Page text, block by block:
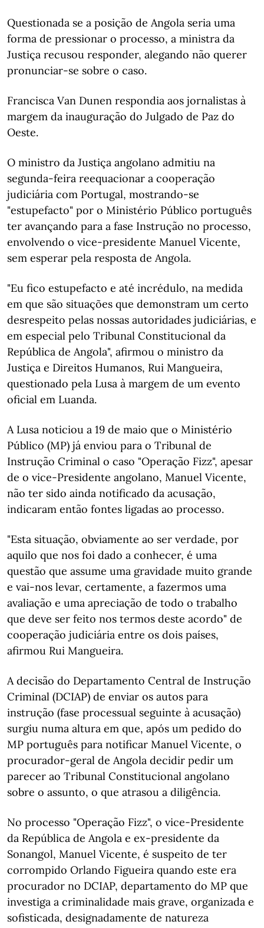
Questionada se a posição de Angola seria uma
forma de pressionar o processo, a ministra da
Justiça recusou responder, alegando não querer
pronunciar-se sobre o caso.
Francisca Van Dunen respondia aos jornalistas à
margem da inauguração do Julgado de Paz do
Oeste.
O ministro da Justiça angolano admitiu na
segunda-feira reequacionar a cooperação
judiciária com Portugal, mostrando-se
"estupefacto" por o Ministério Público português
ter avançando para a fase Instrução no processo,
envolvendo o vice-presidente Manuel Vicente,
sem esperar pela resposta de Angola.
"Eu fico estupefacto e até incrédulo, na medida
em que são situações que demonstram um certo
desrespeito pelas nossas autoridades judiciárias, e
em especial pelo Tribunal Constitucional da
República de Angola", afirmou o ministro da
Justiça e Direitos Humanos, Rui Mangueira,
questionado pela Lusa à margem de um evento
oficial em Luanda.
A Lusa noticiou a 19 de maio que o Ministério
Público (MP) já enviou para o Tribunal de
Instrução Criminal o caso "Operação Fizz", apesar
de o vice-Presidente angolano, Manuel Vicente,
não ter sido ainda notificado da acusação,
indicaram então fontes ligadas ao processo.
"Esta situação, obviamente ao ser verdade, por
aquilo que nos foi dado a conhecer, é uma
questão que assume uma gravidade muito grande
e vai-nos levar, certamente, a fazermos uma
avaliação e uma apreciação de todo o trabalho
que deve ser feito nos termos deste acordo" de
cooperação judiciária entre os dois países,
afirmou Rui Mangueira.
A decisão do Departamento Central de Instrução
Criminal (DCIAP) de enviar os autos para
instrução (fase processual seguinte à acusação)
surgiu numa altura em que, após um pedido do
MP português para notificar Manuel Vicente, o
procurador-geral de Angola decidir pedir um
parecer ao Tribunal Constitucional angolano
sobre o assunto, o que atrasou a diligência.
No processo "Operação Fizz", o vice-Presidente
da República de Angola e ex-presidente da
Sonangol, Manuel Vicente, é suspeito de ter
corrompido Orlando Figueira quando este era
procurador no DCIAP, departamento do MP que
investiga a criminalidade mais grave, organizada e
sofisticada, designadamente de natureza